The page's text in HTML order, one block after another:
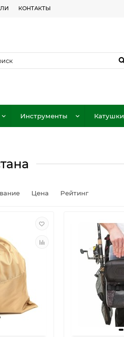
КОНТАКТЫ
Инструменты Катушки
Цена Рейтинг